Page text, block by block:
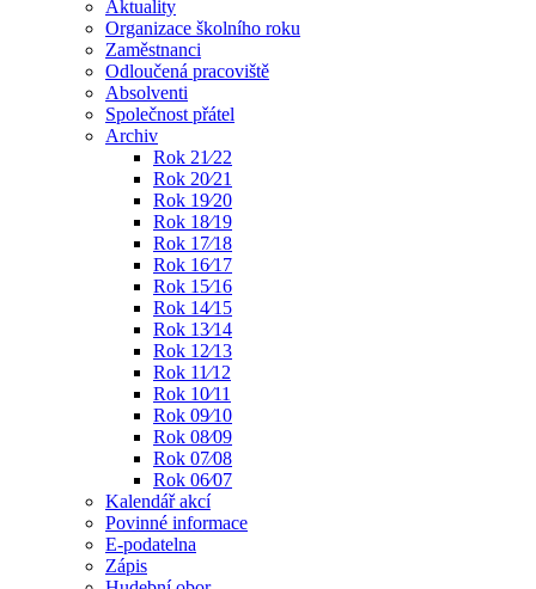
Aktuality
Organizace školního roku
Zaměstnanci
Odloučená pracoviště
Absolventi
Společnost přátel
Archiv
Rok 21⁄22
Rok 20⁄21
Rok 19⁄20
Rok 18⁄19
Rok 17⁄18
Rok 16⁄17
Rok 15⁄16
Rok 14⁄15
Rok 13⁄14
Rok 12⁄13
Rok 11⁄12
Rok 10⁄11
Rok 09⁄10
Rok 08⁄09
Rok 07⁄08
Rok 06⁄07
Kalendář akcí
Povinné informace
E-podatelna
Zápis